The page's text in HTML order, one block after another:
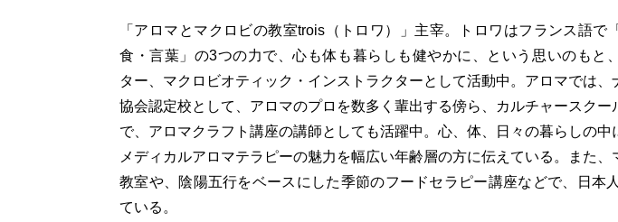
「アロマとマクロビの教室trois（トロワ）」主宰。トロワはフランス語で
食・言葉」の3つの力で、心も体も暮らしも健やかに、という思いのもと
ター、マクロビオティック・インストラクターとして活動中。アロマでは、
協会認定校として、アロマのプロを数多く輩出する傍ら、カルチャースクー
で、アロマクラフト講座の講師としても活躍中。心、体、日々の暮らしの中
メディカルアロマテラピーの魅力を幅広い年齢層の方に伝えている。また、
教室や、陰陽五行をベースにした季節のフードセラピー講座などで、日本
ている。